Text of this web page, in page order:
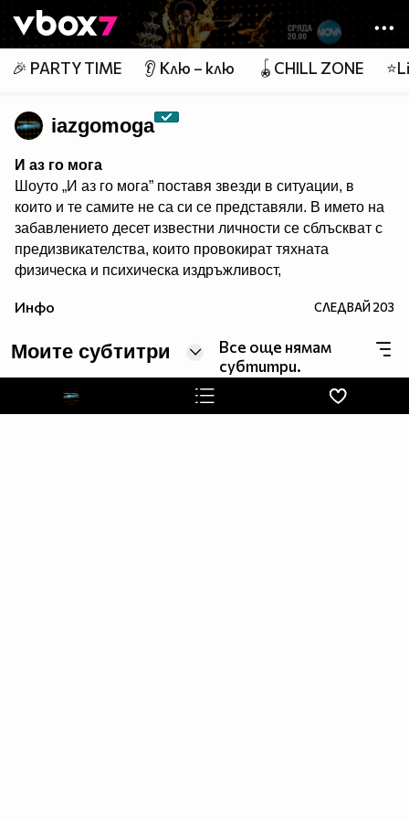
👾
🎉 PARTY TIME 👂 Клю – клю 🪀CHILL ZONE
iazgomoga
И аз го мога
Шоуто „И аз го мога” поставя звезди в ситуации, в
които и те самите не са си се представяли. В името на
забавлението десет известни личности се сблъскват с
предизвикателства, които провокират тяхната
физическа и психическа издръжливост,
съобразителност. Един водещ превежда участници,
продължение на три часа всяка седмица.
Гледайте предаването и в:
Инфо СЛЕДВАЙ203
Моите субтитри
Все още нямам
субтитри.